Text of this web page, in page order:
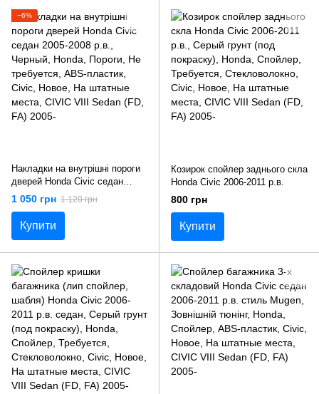
−6%
Накладки на внутрішні пороги
дверей Honda Civic седан
2005-2008 р.в.
1 050 грн 1 120 грн
Купити
Козирок спойлер заднього скла
Honda Civic 2006-2011 р.в.
800 грн
Купити